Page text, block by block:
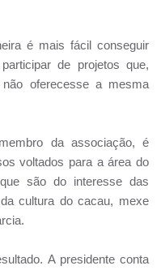
é mais fácil conseguir
de projetos que,
oferecesse a mesma
da associação, é
voltados para a área do
são do interesse das
cultura do cacau, mexe
A presidente conta